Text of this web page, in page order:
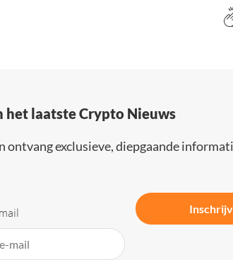
het laatste Crypto Nieuws
ontvang exclusieve, diepgaande